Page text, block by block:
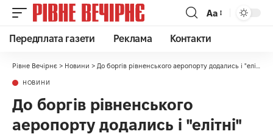
Аа
Передплата газети Реклама Контакти
Рівне Вечірнє > Новини > До боргів рівненського аеропорту додались і "елітні"
НОВИНИ
До боргів рівненського
аеропорту додались і "елітні"